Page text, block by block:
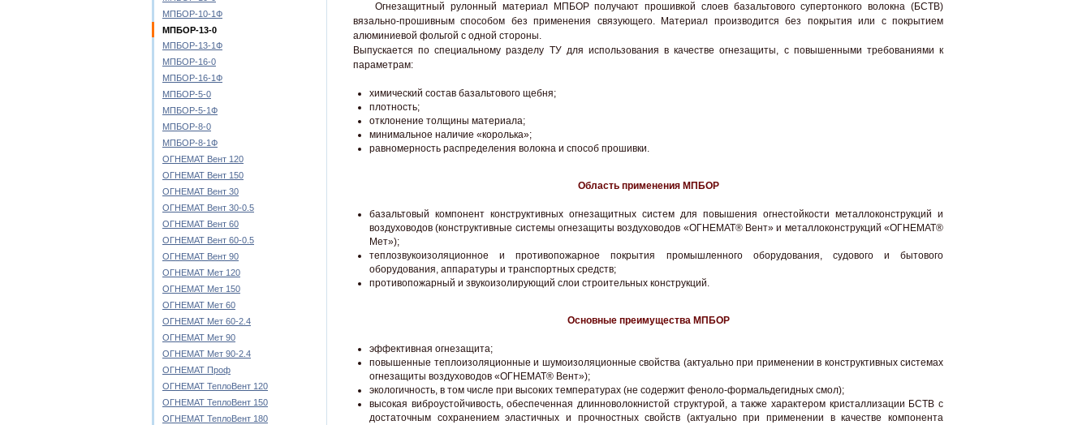
Огнезащитный рулонный материал МПБОР получают прошивкой слоев базальтового супертонкого волокна (БСТВ)
вязально-прошивным способом без применения связующего. Материал производится без покрытия или с покрытием
алюминиевой фольгой с одной стороны.
Выпускается по специальному разделу ТУ для использования в качестве огнезащиты, с повышенными требованиями к
параметрам:
химический состав базальтового щебня;
плотность;
отклонение толщины материала;
минимальное наличие «королька»;
равномерность распределения волокна и способ прошивки.
Область применения МПБОР
базальтовый компонент конструктивных огнезащитных систем для повышения огнестойкости металлоконструкций и
воздуховодов (конструктивные системы огнезащиты воздуховодов «ОГНЕМАТ® Вент» и металлоконструкций «ОГНЕМАТ®
Мет»);
теплозвукоизоляционное и противопожарное покрытия промышленного оборудования, судового и бытового
оборудования, аппаратуры и транспортных средств;
противопожарный и звукоизолирующий слои строительных конструкций.
Основные преимущества МПБОР
эффективная огнезащита;
повышенные теплоизоляционные и шумоизоляционные свойства (актуально при применении в конструктивных системах
огнезащиты воздуховодов «ОГНЕМАТ® Вент»);
экологичность, в том числе при высоких температурах (не содержит феноло-формальдегидных смол);
высокая виброустойчивость, обеспеченная длинноволокнистой структурой, а также характером кристаллизации БСТВ с
достаточным сохранением эластичных и прочностных свойств (актуально при применении в качестве компонента
МПБОР-10-1Ф
МПБОР-13-0
МПБОР-13-1Ф
МПБОР-16-0
МПБОР-16-1Ф
МПБОР-5-0
МПБОР-5-1Ф
МПБОР-8-0
МПБОР-8-1Ф
ОГНЕМАТ Вент 120
ОГНЕМАТ Вент 150
ОГНЕМАТ Вент 30
ОГНЕМАТ Вент 30-0.5
ОГНЕМАТ Вент 60
ОГНЕМАТ Вент 60-0.5
ОГНЕМАТ Вент 90
ОГНЕМАТ Мет 120
ОГНЕМАТ Мет 150
ОГНЕМАТ Мет 60
ОГНЕМАТ Мет 60-2.4
ОГНЕМАТ Мет 90
ОГНЕМАТ Мет 90-2.4
ОГНЕМАТ Проф
ОГНЕМАТ ТеплоВент 120
ОГНЕМАТ ТеплоВент 150
ОГНЕМАТ ТеплоВент 180